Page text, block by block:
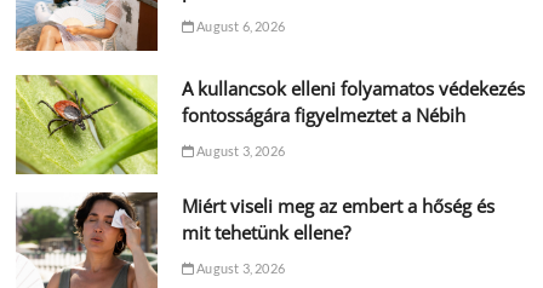
August 6, 2026
A kullancsok elleni folyamatos védekezés
fontosságára figyelmeztet a Nébih
August 3, 2026
Miért viseli meg az embert a hőség és
mit tehetünk ellene?
August 3, 2026